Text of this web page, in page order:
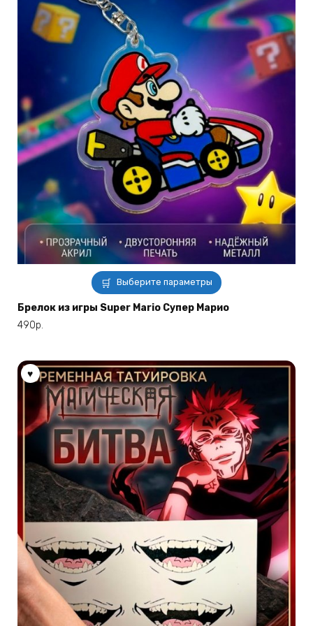
Выберите параметры
Этот
товар
имеет
можно
выбрать
на
странице
товара.
Брелок из игры Super Mario Супер Марио
490р.